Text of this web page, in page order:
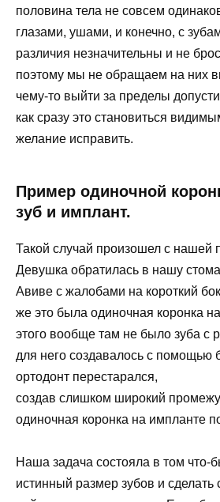
половина тела не совсем
глазами, ушами, и конечно, с
различия незначительны и не
поэтому мы не обращаем на них
чему-то выйти за пределы
как сразу это становиться
желание исправить.
Пример одиночной
зуб и имплант.
Такой случай произошел с нашей
Девушка обратилась в нашу
Авиве с жалобами на короткий
же это была одиночная коронка
этого вообще там не было зуба с
для него создавалось с помощью
ортодонт перестарался,
создав слишком широкий
одиночная коронка на импланте
Наша задача состояла в том что-
истинный размер зубов и